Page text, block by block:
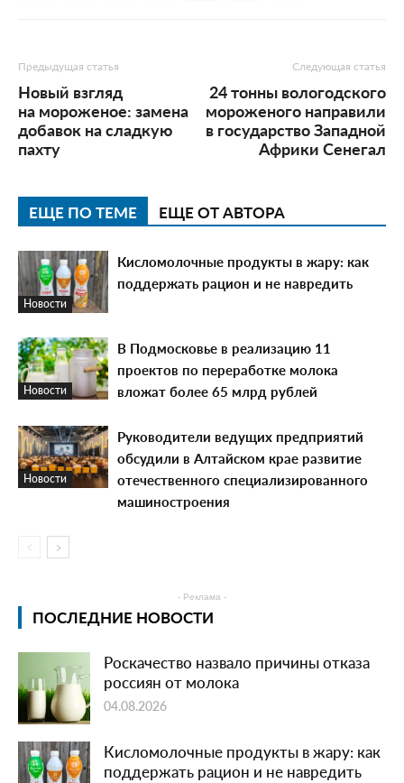
Предыдущая статья
Новый взгляд
на мороженое: замена
добавок на сладкую
пахту
Следующая статья
24 тонны вологодского
мороженого направили
в государство Западной
Африки Сенегал
ЕЩЕ ПО ТЕМЕ ЕЩЕ ОТ АВТОРА
Новости
Кисломолочные продукты в жару: как
поддержать рацион и не навредить
Новости
В Подмосковье в реализацию 11
проектов по переработке молока
вложат более 65 млрд рублей
Новости
Руководители ведущих предприятий
обсудили в Алтайском крае развитие
отечественного специализированного
машиностроения
- Реклама -
ПОСЛЕДНИЕ НОВОСТИ
Роскачество назвало причины отказа
россиян от молока
04.08.2026
Кисломолочные продукты в жару: как
поддержать рацион и не навредить